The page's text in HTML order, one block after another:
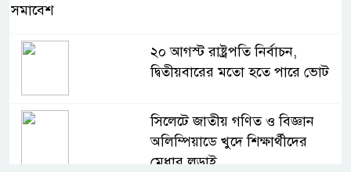
সমাবেশ
২০ আগস্ট রাষ্ট্রপতি নির্বাচন,
দ্বিতীয়বারের মতো হতে পারে ভোট
সিলেটে জাতীয় গণিত ও বিজ্ঞান
অলিম্পিয়াডে খুদে শিক্ষার্থীদের
মেধার লড়াই